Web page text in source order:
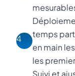
4
temps
en main
les
Suivi et